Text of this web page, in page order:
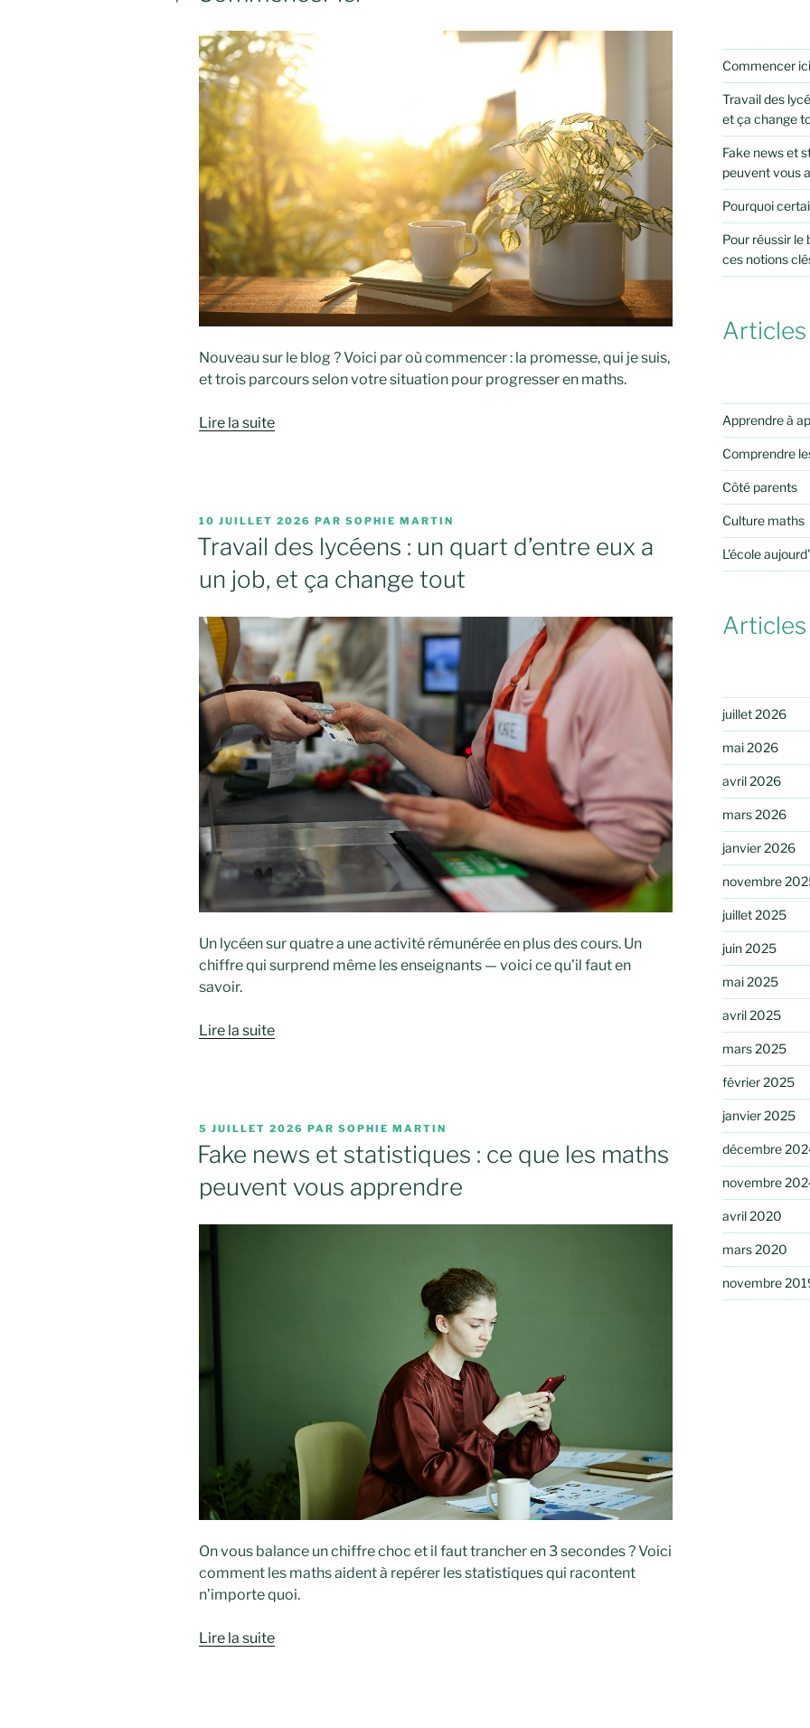
Nouveau sur le blog ? Voici par où commencer : la promesse, qui je suis,
et trois parcours selon votre situation pour progresser en maths.
Lire la suite
PUBLIÉ
LE
10 JUILLET 2026 PAR SOPHIE MARTIN
Travail des lycéens : un quart d’entre eux a
un job, et ça change tout
Un lycéen sur quatre a une activité rémunérée en plus des cours. Un
chiffre qui surprend même les enseignants — voici ce qu’il faut en
savoir.
Lire la suite
PUBLIÉ
LE
5 JUILLET 2026 PAR SOPHIE MARTIN
Fake news et statistiques : ce que les maths
peuvent vous apprendre
On vous balance un chiffre choc et il faut trancher en 3 secondes ? Voici
comment les maths aident à repérer les statistiques qui racontent
n’importe quoi.
Lire la suite
Commencer ici
Travail des
et ça change
Fake news et
peuvent vous
Pourquoi
Pour réussir le
ces notions
Apprendre à
Comprendre
Côté parents
Culture maths
L'école
juillet 2026
mai 2026
avril 2026
mars 2026
janvier 2026
novembre
juillet 2025
juin 2025
mai 2025
avril 2025
mars 2025
février 2025
janvier 2025
décembre
novembre
avril 2020
mars 2020
novembre